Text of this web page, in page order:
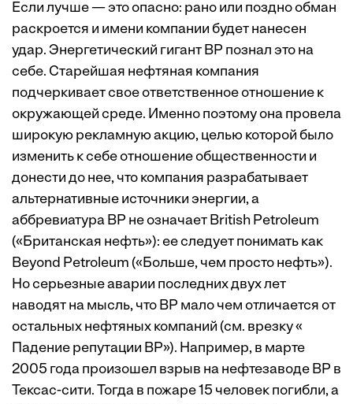
Если лучше — это опасно: рано или поздно обман
раскроется и имени компании будет нанесен
удар. Энергетический гигант BP познал это на
себе. Старейшая нефтяная компания
подчеркивает свое ответственное отношение к
окружающей среде. Именно поэтому она провела
широкую рекламную акцию, целью которой было
изменить к себе отношение общественности и
донести до нее, что компания разрабатывает
альтернативные источники энергии, а
аббревиатура ВР не означает British Petroleum
(«Британская нефть»): ее следует понимать как
Beyond Petroleum («Больше, чем просто нефть»).
Но серьезные аварии последних двух лет
наводят на мысль, что ВР мало чем отличается от
остальных нефтяных компаний (см. врезку «
Падение репутации ВР»). Например, в марте
2005 года произошел взрыв на нефтезаводе ВР в
Тексас-сити. Тогда в пожаре 15 человек погибли, а